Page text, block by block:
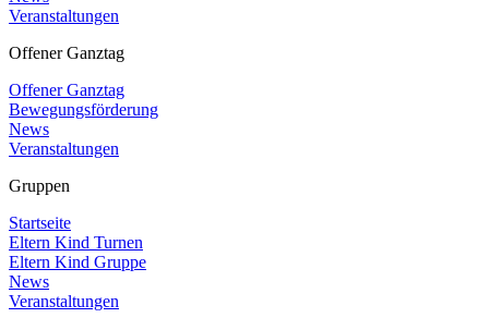
Veranstaltungen
Offener Ganztag
Offener Ganztag
Bewegungsförderung
News
Veranstaltungen
Gruppen
Startseite
Eltern Kind Turnen
Eltern Kind Gruppe
News
Veranstaltungen